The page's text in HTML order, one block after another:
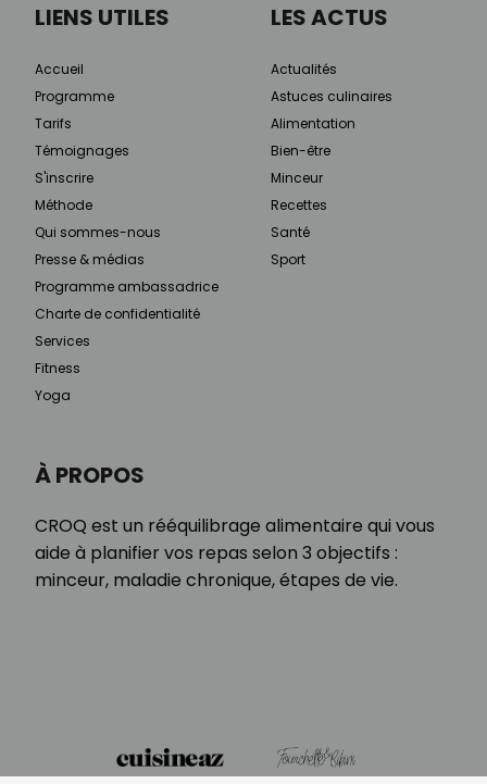
À PROPOS
CROQ est un rééquilibrage alimentaire qui vous
aide à planifier vos repas selon 3 objectifs :
minceur, maladie chronique, étapes de vie.
LIENS UTILES
Accueil
Programme
Tarifs
Témoignages
S'inscrire
Méthode
Qui sommes-nous
Presse & médias
Programme ambassadrice
Charte de confidentialité
Services
Fitness
Yoga
LES ACTUS
Actualités
Astuces culinaires
Alimentation
Bien-être
Minceur
Recettes
Santé
Sport